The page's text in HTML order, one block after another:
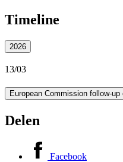
Timeline
2026
13/03
European Commission follow-
Delen
Facebook